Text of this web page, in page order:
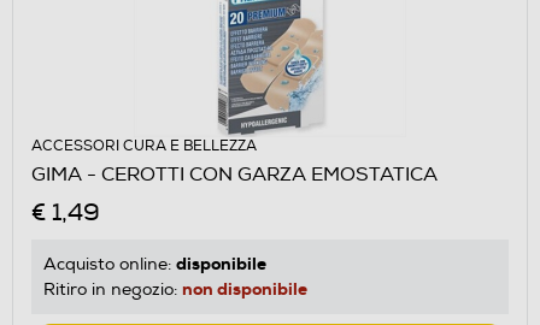
ACCESSORI CURA E BELLEZZA
GIMA - CEROTTI CON GARZA EMOSTATICA
€ 1,49
Acquisto online: disponibile
Ritiro in negozio: non disponibile